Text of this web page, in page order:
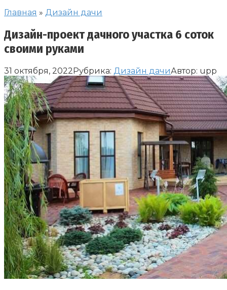
Главная » Дизайн дачи
Дизайн-проект дачного участка 6 соток
своими руками
31 октября, 2022Рубрика: Дизайн дачиАвтор: upp